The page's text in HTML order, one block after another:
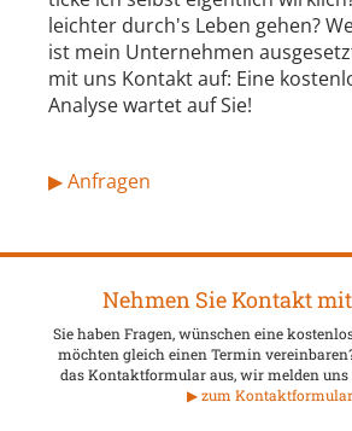
leichter durch's Leben gehen?
ist mein Unternehmen
mit uns Kontakt auf: Eine
Analyse wartet auf Sie!
▶ Anfragen
Nehmen Sie Kontakt
Sie haben Fragen, wünschen eine
möchten gleich einen Termin
das Kontaktformular aus, wir melden uns
▶ zum Kontaktformular